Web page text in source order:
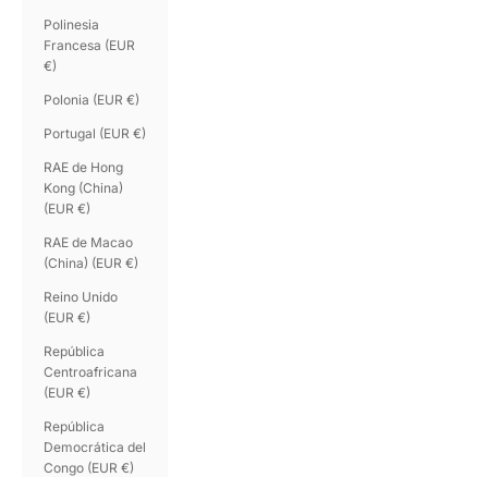
Polinesia
Francesa (EUR
€)
Polonia (EUR €)
Portugal (EUR €)
RAE de Hong
Kong (China)
(EUR €)
RAE de Macao
(China) (EUR €)
Reino Unido
(EUR €)
República
Centroafricana
(EUR €)
República
Democrática del
Congo (EUR €)